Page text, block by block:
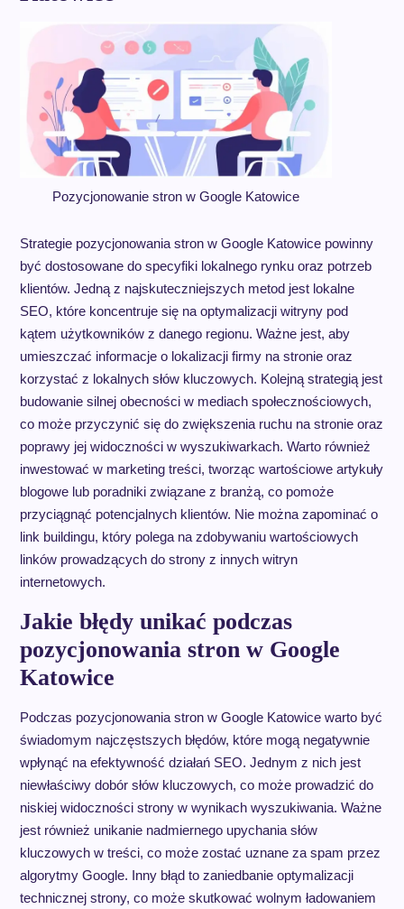
Pozycjonowanie stron w Google Katowice
Strategie pozycjonowania stron w Google Katowice powinny
być dostosowane do specyfiki lokalnego rynku oraz potrzeb
klientów. Jedną z najskuteczniejszych metod jest lokalne
SEO, które koncentruje się na optymalizacji witryny pod
kątem użytkowników z danego regionu. Ważne jest, aby
umieszczać informacje o lokalizacji firmy na stronie oraz
korzystać z lokalnych słów kluczowych. Kolejną strategią jest
budowanie silnej obecności w mediach społecznościowych,
co może przyczynić się do zwiększenia ruchu na stronie oraz
poprawy jej widoczności w wyszukiwarkach. Warto również
inwestować w marketing treści, tworząc wartościowe artykuły
blogowe lub poradniki związane z branżą, co pomoże
przyciągnąć potencjalnych klientów. Nie można zapominać o
link buildingu, który polega na zdobywaniu wartościowych
linków prowadzących do strony z innych witryn
internetowych.
Jakie błędy unikać podczas
pozycjonowania stron w Google
Katowice
Podczas pozycjonowania stron w Google Katowice warto być
świadomym najczęstszych błędów, które mogą negatywnie
wpłynąć na efektywność działań SEO. Jednym z nich jest
niewłaściwy dobór słów kluczowych, co może prowadzić do
niskiej widoczności strony w wynikach wyszukiwania. Ważne
jest również unikanie nadmiernego upychania słów
kluczowych w treści, co może zostać uznane za spam przez
algorytmy Google. Inny błąd to zaniedbanie optymalizacji
technicznej strony, co może skutkować wolnym ładowaniem